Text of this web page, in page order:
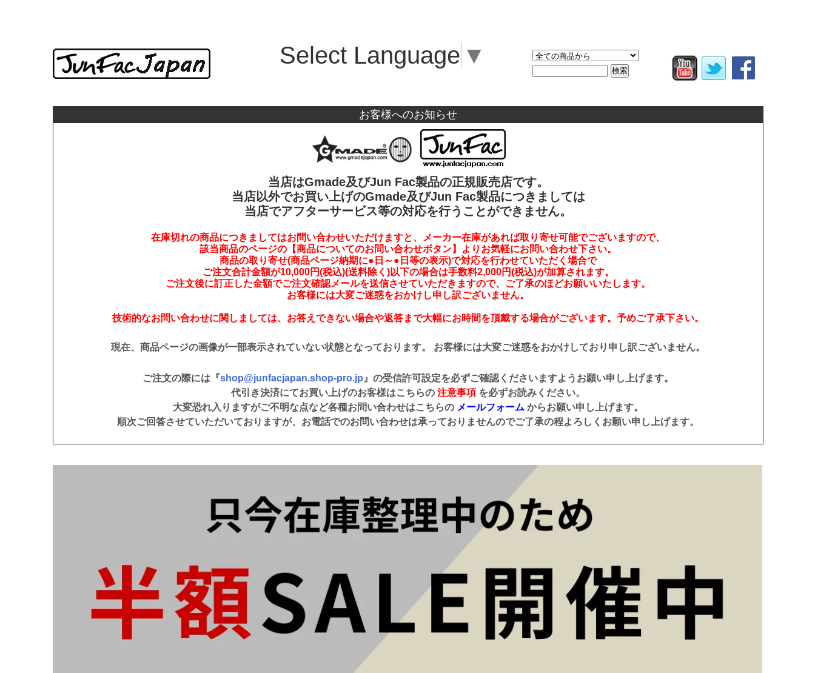
Select Language ▼
お客様へのお知らせ
当店はGmade及びJun Fac製品の正規販売店です。
当店以外でお買い上げのGmade及びJun Fac製品につきましては
当店でアフターサービス等の対応を行うことができません。
在庫切れの商品につきましてはお問い合わせいただけますと、メーカー在庫があれば取り寄せ可能でございますので、
該当商品のページの【商品についてのお問い合わせボタン】よりお気軽にお問い合わせ下さい。
商品の取り寄せ(商品ページ納期に●日～●日等の表示)で対応を行わせていただく場合で
ご注文合計金額が10,000円(税込)(送料除く)以下の場合は手数料2,000円(税込)が加算されます。
ご注文後に訂正した金額でご注文確認メールを送信させていただきますので、ご了承のほどお願いいたします。
お客様には大変ご迷惑をおかけし申し訳ございません。
技術的なお問い合わせに関しましては、お答えできない場合や返答まで大幅にお時間を頂戴する場合がございます。予めご了承下さい。
現在、商品ページの画像が一部表示されていない状態となっております。 お客様には大変ご迷惑をおかけしており申し訳ございません。
ご注文の際には『shop@junfacjapan.shop-pro.jp 』の受信許可設定を必ずご確認くださいますようお願い申し上げます。
代引き決済にてお買い上げのお客様はこちらの 注意事項 を必ずお読みください。
大変恐れ入りますがご不明な点など各種お問い合わせはこちらの メールフォーム からお願い申し上げます。
順次ご回答させていただいておりますが、お電話でのお問い合わせは承っておりませんのでご了承の程よろしくお願い申し上げます。